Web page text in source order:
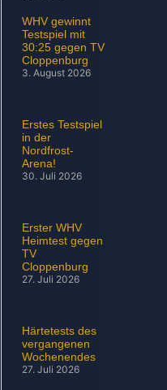
WHV gewinnt
Testspiel mit
30:25 gegen TV
Cloppenburg
3. August 2026
Erstes Testspiel
in der
Nordfrost-
Arena!
30. Juli 2026
Erster WHV
Heimtest gegen
TV
Cloppenburg
27. Juli 2026
Härtetests des
vergangenen
Wochenendes
27. Juli 2026